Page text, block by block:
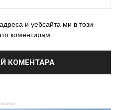
и уебсайта ми в този
коментирам.